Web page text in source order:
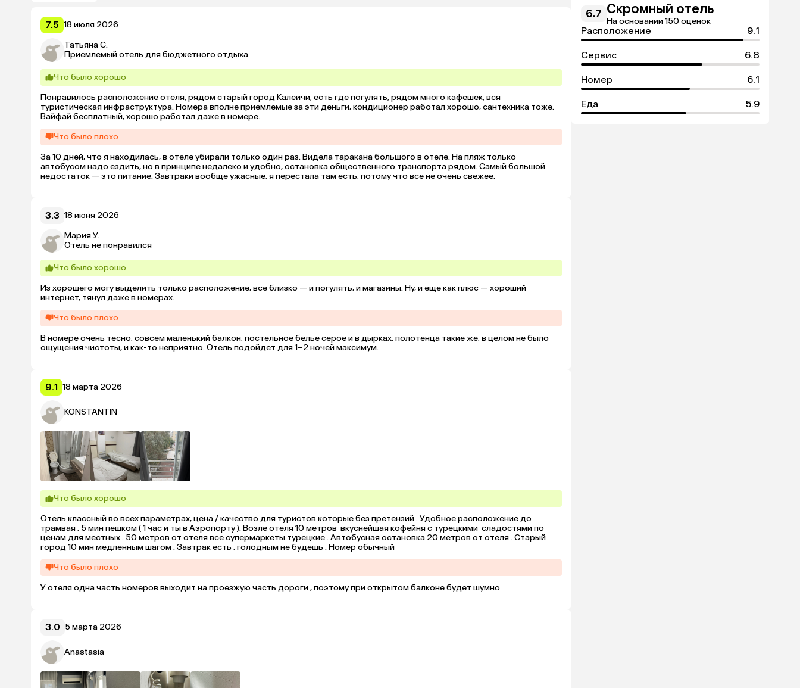
7.5 18 июля 2026
Татьяна С.
Приемлемый отель для бюджетного отдыха
Что было хорошо
Понравилось расположение отеля, рядом старый город Калеичи, есть где погулять, рядом много кафешек, вся
туристическая инфраструктура. Номера вполне приемлемые за эти деньги, кондиционер работал хорошо, сантехника тоже.
Вайфай бесплатный, хорошо работал даже в номере.
Что было плохо
За 10 дней, что я находилась, в отеле убирали только один раз. Видела таракана большого в отеле. На пляж только
автобусом надо ездить, но в принципе недалеко и удобно, остановка общественного транспорта рядом. Самый большой
недостаток — это питание. Завтраки вообще ужасные, я перестала там есть, потому что все не очень свежее.
3.3 18 июня 2026
Мария У.
Отель не понравился
Что было хорошо
Из хорошего могу выделить только расположение, все близко — и погулять, и магазины. Ну, и еще как плюс — хороший
интернет, тянул даже в номерах.
Что было плохо
В номере очень тесно, совсем маленький балкон, постельное белье серое и в дырках, полотенца такие же, в целом не было
ощущения чистоты, и как-то неприятно. Отель подойдет для 1–2 ночей максимум.
9.1 18 марта 2026
KONSTANTIN
Что было хорошо
Отель классный во всех параметрах, цена / качество для туристов которые без претензий . Удобное расположение до
трамвая , 5 мин пешком ( 1 час и ты в Аэропорту ). Возле отеля 10 метров  вкуснейшая кофейня с турецкими  сладостями по
ценам для местных . 50 метров от отеля все супермаркеты турецкие . Автобусная остановка 20 метров от отеля . Старый
город 10 мин медленным шагом . Завтрак есть , голодным не будешь . Номер обычный
Что было плохо
У отеля одна часть номеров выходит на проезжую часть дороги , поэтому при открытом балконе будет шумно
3.0 5 марта 2026
Anastasia
6.7 Скромный отель
На основании 150 оценок
Расположение 9.1
Сервис 6.8
Номер 6.1
Еда 5.9